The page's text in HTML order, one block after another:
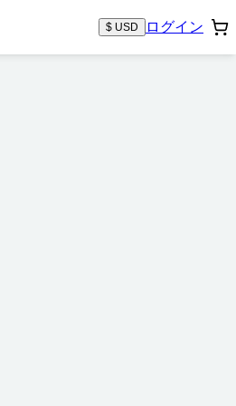
$ USD ログイン